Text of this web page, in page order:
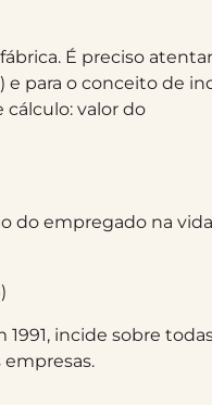
É preciso
para o conceito de
cálculo: valor do
do empregado na
incide sobre